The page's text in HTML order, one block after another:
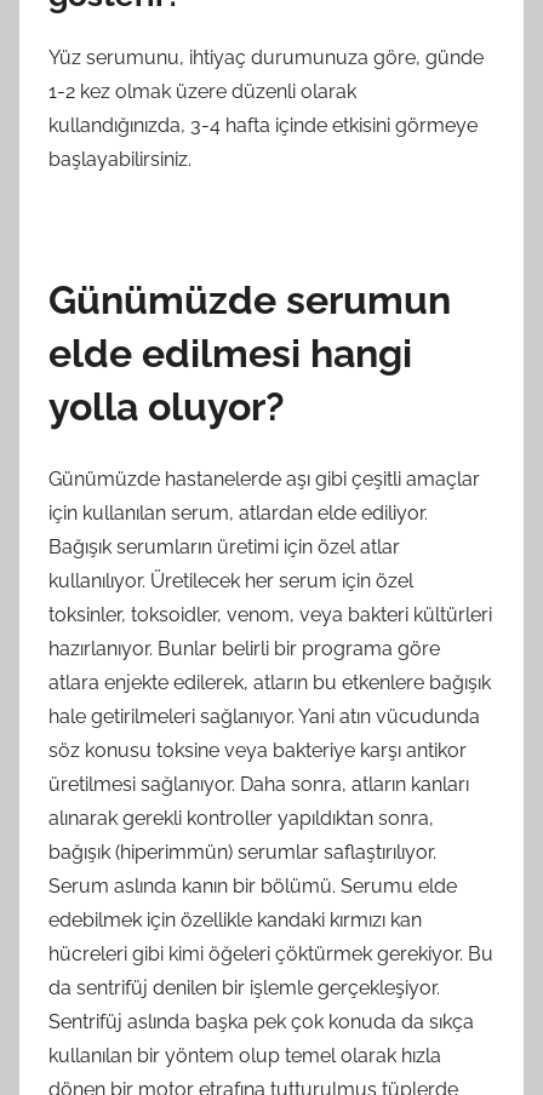
Yüz serumunu, ihtiyaç durumunuza göre, günde
1-2 kez olmak üzere düzenli olarak
kullandığınızda, 3-4 hafta içinde etkisini görmeye
başlayabilirsiniz.
Günümüzde serumun
elde edilmesi hangi
yolla oluyor?
Günümüzde hastanelerde aşı gibi çeşitli amaçlar
için kullanılan serum, atlardan elde ediliyor.
Bağışık serumların üretimi için özel atlar
kullanılıyor. Üretilecek her serum için özel
toksinler, toksoidler, venom, veya bakteri kültürleri
hazırlanıyor. Bunlar belirli bir programa göre
atlara enjekte edilerek, atların bu etkenlere bağışık
hale getirilmeleri sağlanıyor. Yani atın vücudunda
söz konusu toksine veya bakteriye karşı antikor
üretilmesi sağlanıyor. Daha sonra, atların kanları
alınarak gerekli kontroller yapıldıktan sonra,
bağışık (hiperimmün) serumlar saflaştırılıyor.
Serum aslında kanın bir bölümü. Serumu elde
edebilmek için özellikle kandaki kırmızı kan
hücreleri gibi kimi öğeleri çöktürmek gerekiyor. Bu
da sentrifüj denilen bir işlemle gerçekleşiyor.
Sentrifüj aslında başka pek çok konuda da sıkça
kullanılan bir yöntem olup temel olarak hızla
dönen bir motor etrafına tutturulmuş tüplerde